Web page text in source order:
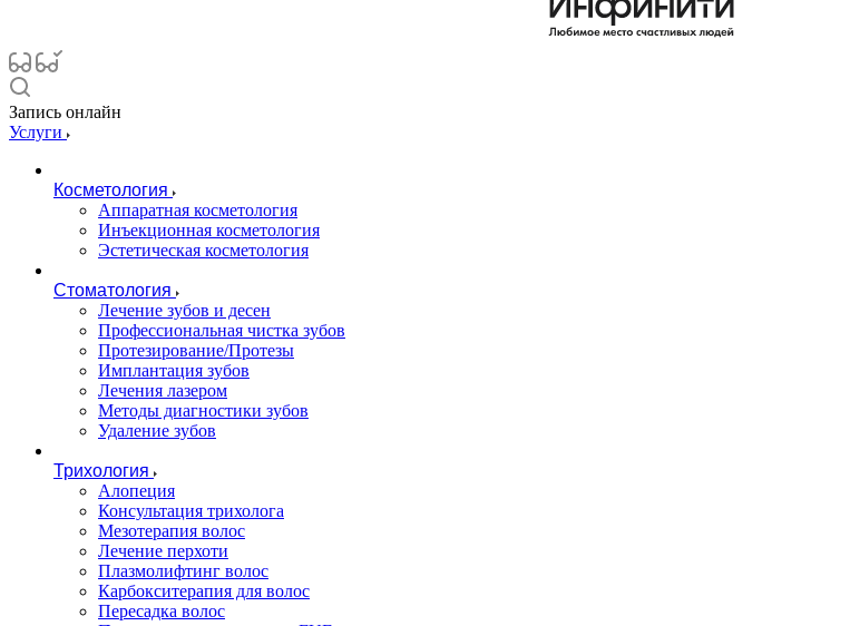
Запись онлайн
Услуги
Косметология
Аппаратная косметология
Инъекционная косметология
Эстетическая косметология
Стоматология
Лечение зубов и десен
Профессиональная чистка зубов
Протезирование/Протезы
Имплантация зубов
Лечения лазером
Методы диагностики зубов
Удаление зубов
Трихология
Алопеция
Консультация трихолога
Мезотерапия волос
Лечение перхоти
Плазмолифтинг волос
Карбокситерапия для волос
Пересадка волос